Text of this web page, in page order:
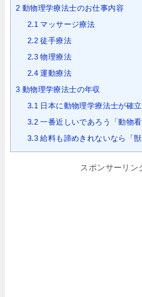
2 動物理学療法士のお仕事内容
2.1 マッサージ療法
2.2 徒手療法
2.3 物理療法
2.4 運動療法
3 動物理学療法士の年収
3.1 日本に動物理学療法士が確
3.2 一番近しいであろう「動物看
3.3 給料も諦めきれないなら「
スポンサーリン